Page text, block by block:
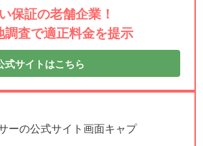
保証の老舗企業！
調査で適正料金を提示
式サイトはこちら